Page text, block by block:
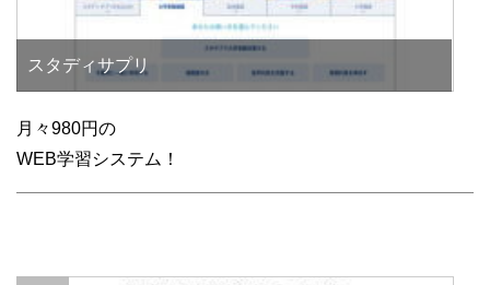
スタディサプリ
月々980円の
WEB学習システム！